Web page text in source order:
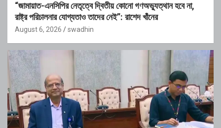
“জামায়াত-এনসিপির নেতৃত্বে দ্বিতীয় কোনো গণঅভ্যুত্থান হবে না,
রাষ্ট্র পরিচালনার যোগ্যতাও তাদের নেই”: রাশেদ খাঁনের
August 6, 2026 swadhin